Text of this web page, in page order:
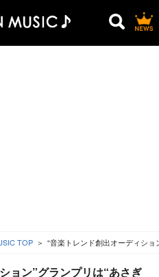
TOP “音楽トレンド創出オーディシ
ョン”グランプリは“あさぎ